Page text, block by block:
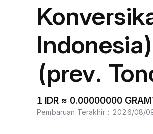
(prev.
1 IDR ≈ 0.00000000 GRAM
Pembaruan Terakhir ： 2026/08/